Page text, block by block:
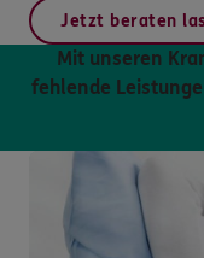
Jetzt beraten
Mit unseren
fehlende